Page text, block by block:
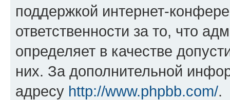
поддержкой интернет-
ответственности за то, что
определяет в качестве
них. За дополнительной
адресу http://www.phpbb.com/.